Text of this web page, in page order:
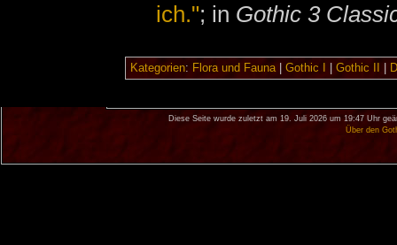
ich."; in Gothic 3
Kategorien: Flora und Fauna| Gothic I Gothic II
Diese Seite wurde zuletzt am 19. Juli 2026 um 19:47 Uhr
Über den